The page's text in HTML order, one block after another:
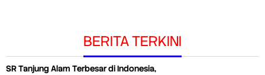
BERITA TERKINI
SR Tanjung Alam Terbesar di Indonesia,